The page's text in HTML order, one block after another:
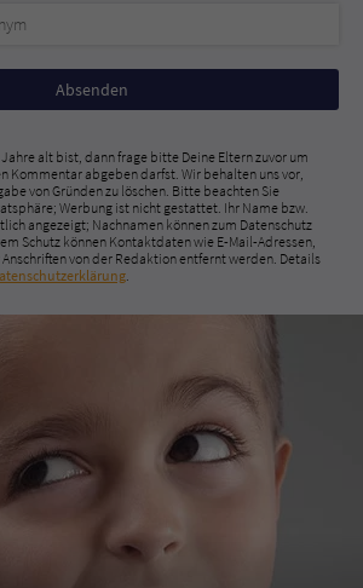
Jahre alt bist, dann frage bitte Deine Eltern zuvor um
Kommentar abgeben darfst. Wir behalten uns vor,
von Gründen zu löschen. Bitte beachten Sie
Werbung ist nicht gestattet. Ihr Name bzw.
angezeigt; Nachnamen können zum Datenschutz
Schutz können Kontaktdaten wie E-Mail-Adressen,
von der Redaktion entfernt werden. Details